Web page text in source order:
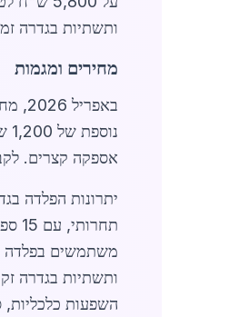
ותשתיות בגדרה
מחירים ומגמות
אספקה קצרים.
השפעות כלכליות,